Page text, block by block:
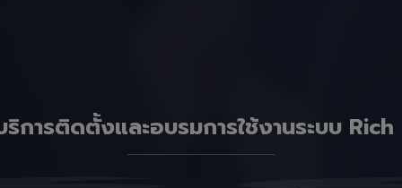
ริการติดตั้งและอบรมการใช้งานระบบ Rich